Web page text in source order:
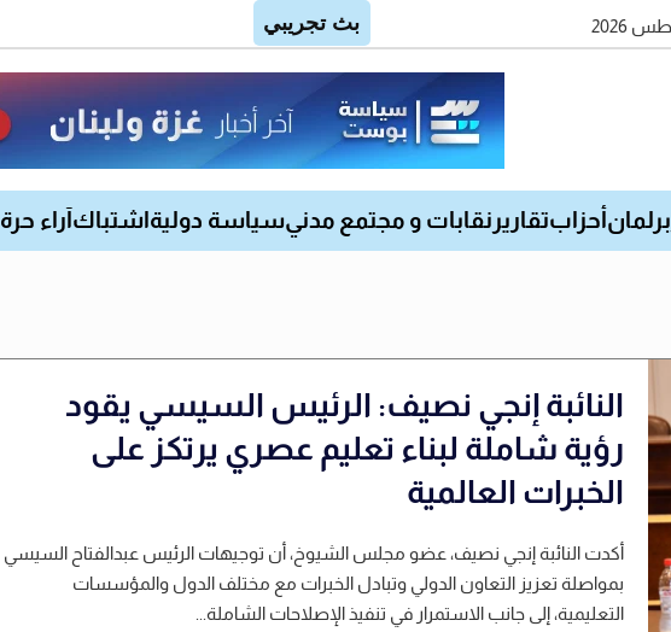
برلمان أحزابتقارير نقابات و مجتمع مدنيسياسة دولية اشتباك آراء حرة
النائبة إنجي نصيف: الرئيس السيسي يقود
رؤية شاملة لبناء تعليم عصري يرتكز على
الخبرات العالمية
أكدت النائبة إنجي نصيف، عضو مجلس الشيوخ، أن توجيهات الرئيس عبدالفتاح السيسي
بمواصلة تعزيز التعاون الدولي وتبادل الخبرات مع مختلف الدول والمؤسسات
التعليمية، إلى جانب الاستمرار في تنفيذ الإصلاحات الشاملة...